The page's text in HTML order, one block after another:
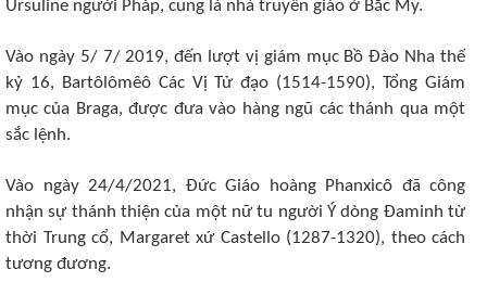
Ursuline người Pháp, cũng là nhà truyền giáo ở Bắc Mỹ.
Vào ngày 5/ 7/ 2019, đến lượt vị giám mục Bồ Đào Nha thế
kỷ 16, Bartôlômêô Các Vị Tử đạo (1514-1590), Tổng Giám
mục của Braga, được đưa vào hàng ngũ các thánh qua một
sắc lệnh.
Vào ngày 24/4/2021, Đức Giáo hoàng Phanxicô đã công
nhận sự thánh thiện của một nữ tu người Ý dòng Đaminh từ
thời Trung cổ, Margaret xứ Castello (1287-1320), theo cách
tương đương.